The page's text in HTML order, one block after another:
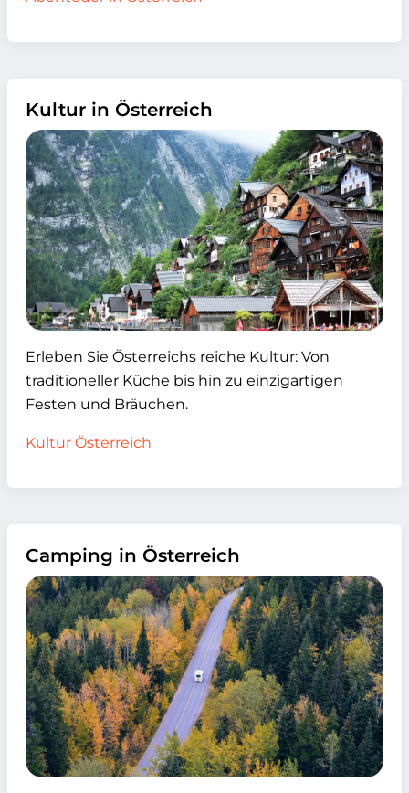
Kultur in Österreich
Erleben Sie Österreichs reiche Kultur: Von
traditioneller Küche bis hin zu einzigartigen
Festen und Bräuchen.
Kultur Österreich
Camping in Österreich